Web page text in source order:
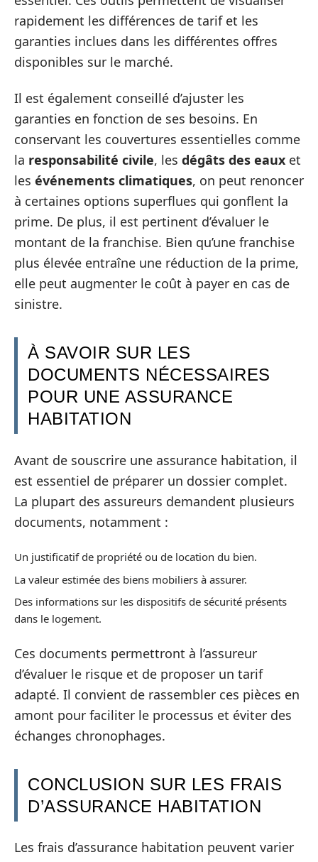
rapidement les différences de tarif et les
garanties inclues dans les différentes offres
disponibles sur le marché.
Il est également conseillé d’ajuster les
garanties en fonction de ses besoins. En
conservant les couvertures essentielles comme
la responsabilité civile, les dégâts des eaux et
les événements climatiques, on peut renoncer
à certaines options superflues qui gonflent la
prime. De plus, il est pertinent d’évaluer le
montant de la franchise. Bien qu’une franchise
plus élevée entraîne une réduction de la prime,
elle peut augmenter le coût à payer en cas de
sinistre.
À SAVOIR SUR LES
DOCUMENTS NÉCESSAIRES
POUR UNE ASSURANCE
HABITATION
Avant de souscrire une assurance habitation, il
est essentiel de préparer un dossier complet.
La plupart des assureurs demandent plusieurs
documents, notamment :
Un justificatif de propriété ou de location du bien.
La valeur estimée des biens mobiliers à assurer.
Des informations sur les dispositifs de sécurité présents
dans le logement.
Ces documents permettront à l’assureur
d’évaluer le risque et de proposer un tarif
adapté. Il convient de rassembler ces pièces en
amont pour faciliter le processus et éviter des
échanges chronophages.
CONCLUSION SUR LES FRAIS
D’ASSURANCE HABITATION
Les frais d’assurance habitation peuvent varier